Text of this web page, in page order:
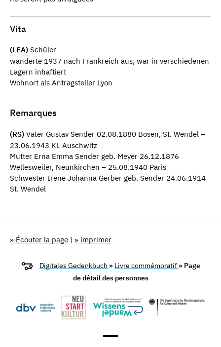
Vita
(LEA) Schüler
wanderte 1937 nach Frankreich aus, war in verschiedenen
Lagern inhaftiert
Wohnort als Antragsteller Lyon
Remarques
(RS) Vater Gustav Sender 02.08.1880 Bosen, St. Wendel –
23.06.1943 KL Auschwitz
Mutter Erna Emma Sender geb. Meyer 26.12.1876
Wellesweiler, Neunkirchen – 25.08.1940 Paris
Schwester Irene Johanna Gerber geb. Sender 24.06.1914
St. Wendel
» Écouter la page | » imprimer
Digitales Gedenkbuch » Livre commémoratif » Page
de détail des personnes